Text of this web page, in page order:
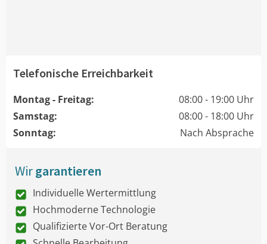
Telefonische Erreichbarkeit
Montag - Freitag:
08:00 - 19:00 Uhr
Samstag:
08:00 - 18:00 Uhr
Sonntag:
Nach Absprache
Wirgarantieren
Individuelle Wertermittlung
Hochmoderne Technologie
Qualifizierte Vor-Ort Beratung